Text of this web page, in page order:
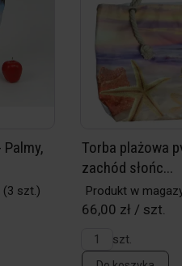
(3 szt.)
Torba plażowa
zachód słońc...
Produkt w
66,00 zł / szt.
szt.